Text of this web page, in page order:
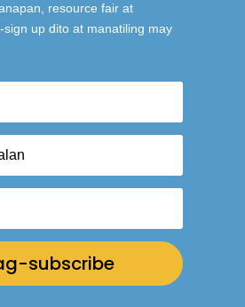
resource fair at
sign up dito at manatiling may
subscribe